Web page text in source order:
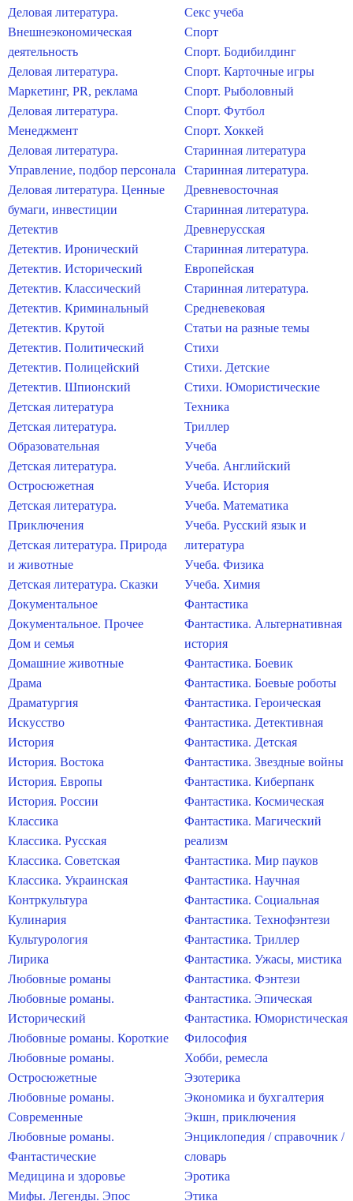
Деловая литература.
Внешнеэкономическая
деятельность
Деловая литература.
Маркетинг, PR, реклама
Деловая литература.
Менеджмент
Деловая литература.
Управление, подбор персонала
Деловая литература. Ценные
бумаги, инвестиции
Детектив
Детектив. Иронический
Детектив. Исторический
Детектив. Классический
Детектив. Криминальный
Детектив. Крутой
Детектив. Политический
Детектив. Полицейский
Детектив. Шпионский
Детская литература
Детская литература.
Образовательная
Детская литература.
Остросюжетная
Детская литература.
Приключения
Детская литература. Природа
и животные
Детская литература. Сказки
Документальное
Документальное. Прочее
Дом и семья
Домашние животные
Драма
Драматургия
Искусство
История
История. Востока
История. Европы
История. России
Классика
Классика. Русская
Классика. Советская
Классика. Украинская
Контркультура
Кулинария
Культурология
Лирика
Любовные романы
Любовные романы.
Исторический
Любовные романы. Короткие
Любовные романы.
Остросюжетные
Любовные романы.
Современные
Любовные романы.
Фантастические
Медицина и здоровье
Мифы. Легенды. Эпос
Секс учеба
Спорт
Спорт. Бодибилдинг
Спорт. Карточные игры
Спорт. Рыболовный
Спорт. Футбол
Спорт. Хоккей
Старинная литература
Старинная литература.
Древневосточная
Старинная литература.
Древнерусская
Старинная литература.
Европейская
Старинная литература.
Средневековая
Статьи на разные темы
Стихи
Стихи. Детские
Стихи. Юмористические
Техника
Триллер
Учеба
Учеба. Английский
Учеба. История
Учеба. Математика
Учеба. Русский язык и
литература
Учеба. Физика
Учеба. Химия
Фантастика
Фантастика. Альтернативная
история
Фантастика. Боевик
Фантастика. Боевые роботы
Фантастика. Героическая
Фантастика. Детективная
Фантастика. Детская
Фантастика. Звездные войны
Фантастика. Киберпанк
Фантастика. Космическая
Фантастика. Магический
реализм
Фантастика. Мир пауков
Фантастика. Научная
Фантастика. Социальная
Фантастика. Технофэнтези
Фантастика. Триллер
Фантастика. Ужасы, мистика
Фантастика. Фэнтези
Фантастика. Эпическая
Фантастика. Юмористическая
Философия
Хобби, ремесла
Эзотерика
Экономика и бухгалтерия
Экшн, приключения
Энциклопедия / справочник /
словарь
Эротика
Этика